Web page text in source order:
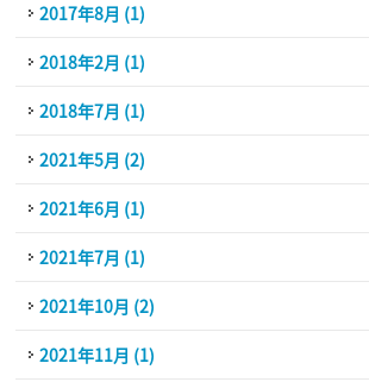
2017年8月 (1)
2018年2月 (1)
2018年7月 (1)
2021年5月 (2)
2021年6月 (1)
2021年7月 (1)
2021年10月 (2)
2021年11月 (1)